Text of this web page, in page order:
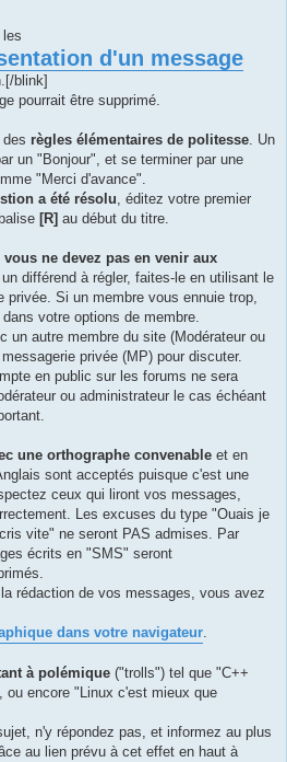
d'un message
blink]
pourrait être supprimé.
règles élémentaires de politesse. Un
un "Bonjour", et se terminer par une
"Merci d'avance".
a été résolu, éditez votre premier
[R] au début du titre.
vous ne devez pas en venir aux
différend à régler, faites-le en utilisant le
privée. Si un membre vous ennuie trop,
votre options de membre.
un autre membre du site (Modérateur ou
privée (MP) pour discuter.
en public sur les forums ne sera
ou administrateur le cas échéant
une orthographe convenable et en
sont acceptés puisque c'est une
ceux qui liront vos messages,
Les excuses du type "Ouais je
vite" ne seront PAS admises. Par
écrits en "SMS" seront
rédaction de vos messages, vous avez
dans votre navigateur.
à polémique ("trolls") tel que "C++
ou encore "Linux c'est mieux que
n'y répondez pas, et informez au plus
au lien prévu à cet effet en haut à